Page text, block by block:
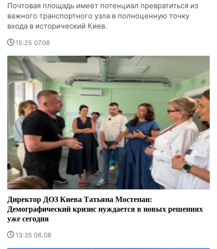
Почтовая площадь имеет потенциал превратиться из
важного транспортного узла в полноценную точку
входа в исторический Киев.
15:25 07.08
Директор ДОЗ Киева Татьяна Мостепан:
Демографический кризис нуждается в новых решениях
уже сегодня
13:35 06.08